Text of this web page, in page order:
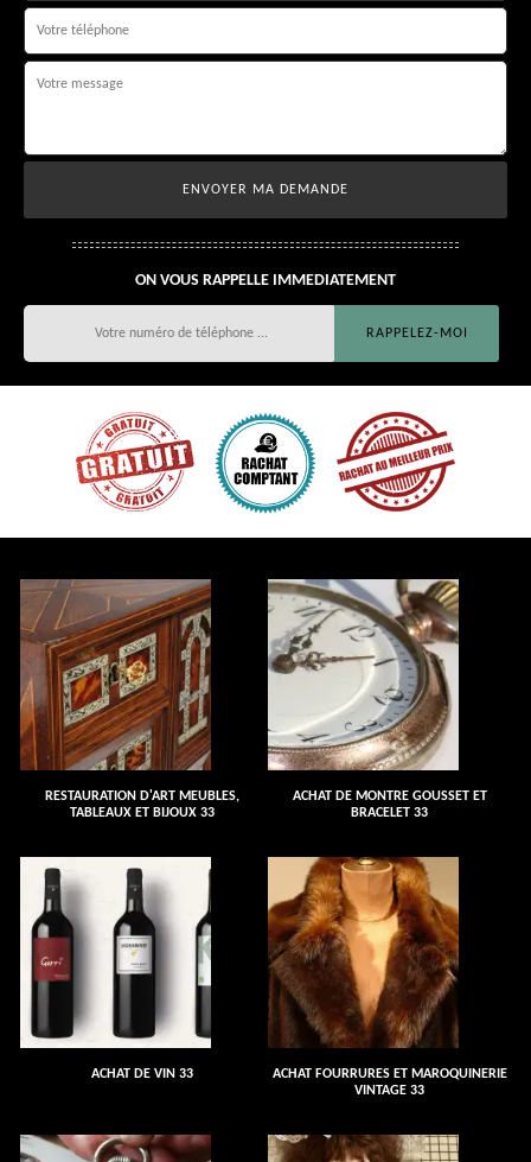
ON VOUS RAPPELLE IMMEDIATEMENT
RESTAURATION D'ART MEUBLES,
TABLEAUX ET BIJOUX 33
ACHAT DE MONTRE GOUSSET ET
BRACELET 33
ACHAT DE VIN 33
ACHAT FOURRURES ET MAROQUINERIE
VINTAGE 33